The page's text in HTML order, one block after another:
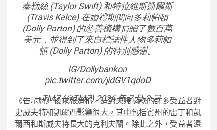
泰勒絲 (Taylor Swift) 和特拉維斯凱爾斯
(Travis Kelce) 在婚禮期間向多莉帕頓
(Dolly Parton) 的慈善機構捐贈了數百萬
美元，並得到了來自標誌性人物多莉帕
頓 (Dolly Parton) 的特別感謝。
IG/Dollybankon
pic.twitter.com/jidGV1qdoD
– TMZ (@TMZ) 2026 年 7 月 3 日
《告示牌》後來報道稱，這對夫婦捐款的許多受益者對
史威夫特和凱爾西影響很大。其中包括賓州的雷丁和凱
爾西和斯威夫特長大的克利夫蘭。除此之外，受益者還